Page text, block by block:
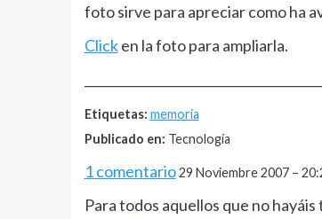
foto sirve para apreciar como ha
Clicken la foto para ampliarla.
Etiquetas: memoria
Publicado en: Tecnología
1 comentario 29 Noviembre 2007 –
Para todos aquellos que no